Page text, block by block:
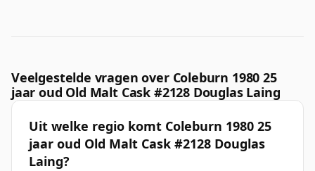
Veelgestelde vragen over Coleburn 1980 25
jaar oud Old Malt Cask #2128 Douglas Laing
Uit welke regio komt Coleburn 1980 25
jaar oud Old Malt Cask #2128 Douglas
Laing?